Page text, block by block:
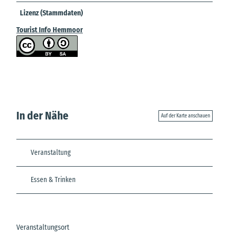
Lizenz (Stammdaten)
Tourist Info Hemmoor
In der Nähe Auf der Karte anschauen
Veranstaltung
Essen & Trinken
Veranstaltungsort